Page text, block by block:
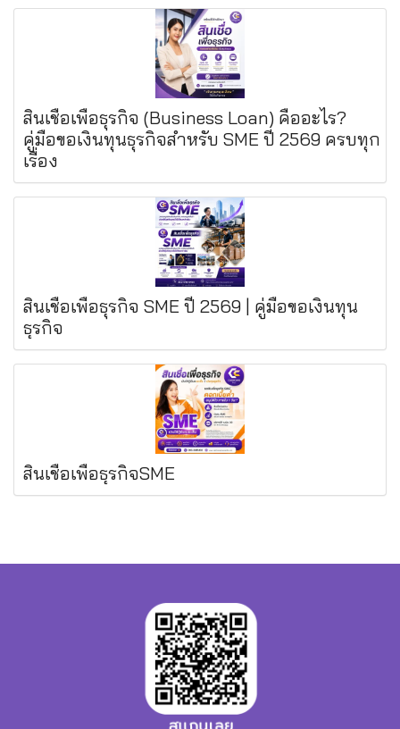
สินเชื่อเพื่อธุรกิจ (Business Loan) คืออะไร?
คู่มือขอเงินทุนธุรกิจสำหรับ SME ปี 2569 ครบทุก
เรื่อง
สินเชื่อเพื่อธุรกิจ SME ปี 2569 | คู่มือขอเงินทุน
ธุรกิจ
สินเชื่อเพื่อธุรกิจSME